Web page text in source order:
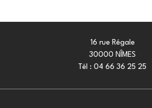
16 rue Régale
30000 NÎMES
Tél : 04 66 36 25 25